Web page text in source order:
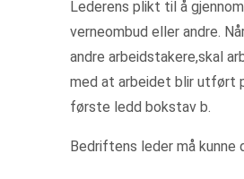
Lederens plikt til å
verneombud eller andre.
andre arbeidstakere,skal
med at arbeidet blir utført
første ledd bokstav b.
Bedriftens leder må kunne